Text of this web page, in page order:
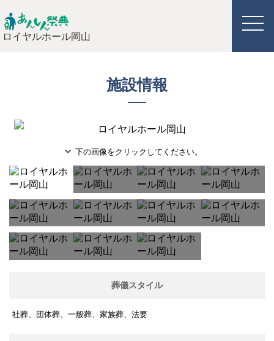
ロイヤルホール岡山
施設情報
下の画像をクリックしてください。
葬儀スタイル
社葬、団体葬、一般葬、家族葬、法要